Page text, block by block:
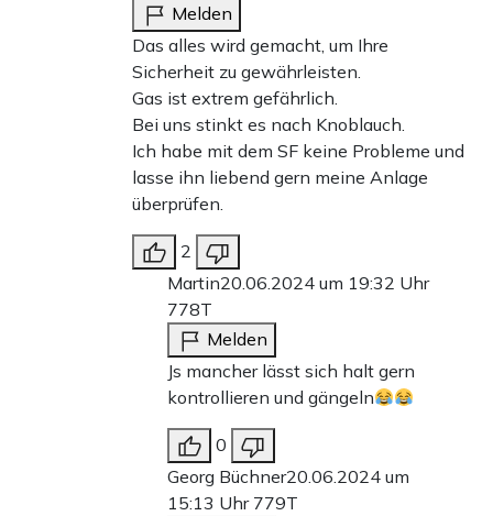
Melden
Das alles wird gemacht, um Ihre
Sicherheit zu gewährleisten.
Gas ist extrem gefährlich.
Bei uns stinkt es nach Knoblauch.
Ich habe mit dem SF keine Probleme und
lasse ihn liebend gern meine Anlage
überprüfen.
2
Martin20.06.2024 um 19:32 Uhr
778T
Melden
Js mancher lässt sich halt gern
kontrollieren und gängeln
0
Georg Büchner20.06.2024 um
15:13 Uhr 779T